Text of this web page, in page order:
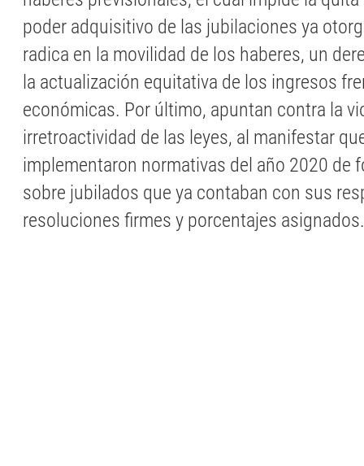
poder adquisitivo de las jubilaciones ya
radica en la movilidad de los haberes, un
la actualización equitativa de los ingresos
económicas. Por último, apuntan contra la
irretroactividad de las leyes, al manifestar
implementaron normativas del año 2020 de
sobre jubilados que ya contaban con sus
resoluciones firmes y porcentajes